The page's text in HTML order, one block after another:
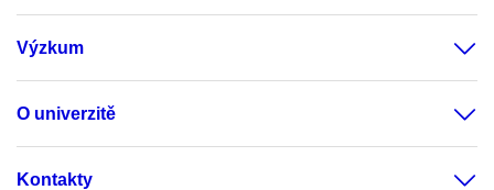
Výzkum
O univerzitě
Kontakty